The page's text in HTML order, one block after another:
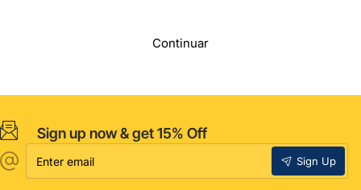
Continuar
Sign up now & get 15% Off
Enter
email
Sign Up